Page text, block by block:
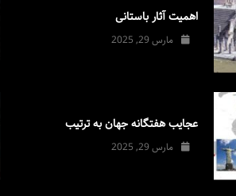
اهمیت آثار باستانی
مارس 29, 2025
عجایب هفتگانه جهان به ترتیب
مارس 29, 2025